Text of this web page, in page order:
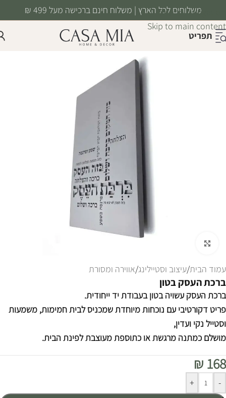
Skip to navigation
Skip to main content
משלוחים לכל הארץ | משלוח חינם ברכישה מעל 499 ₪
תפריט
עמוד הבית/עיצוב וסטיילינג/אווירה ומסורת
ברכת העסק בטון
ברכת העסק עשויה בטון בעבודת יד ייחודית.
פריט דקורטיבי עם נוכחות מיוחדת שמכניס לבית חמימות, משמעות
וסטייל נקי ועדין,
מושלם כמתנה מרגשת או כתוספת מעוצבת לפינת הבית.
₪ 168
-
+Alternative: